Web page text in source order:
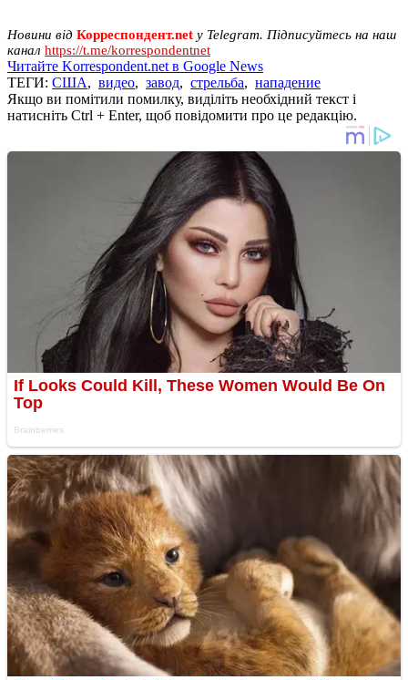
Новини від Корреспондент.net у Telegram. Підписуйтесь на наш
канал https://t.me/korrespondentnet
Читайте Korrespondent.net в Google News
ТЕГИ: США, видео, завод, стрельба, нападение
Якщо ви помітили помилку, виділіть необхідний текст і
натисніть Ctrl + Enter, щоб повідомити про це редакцію.